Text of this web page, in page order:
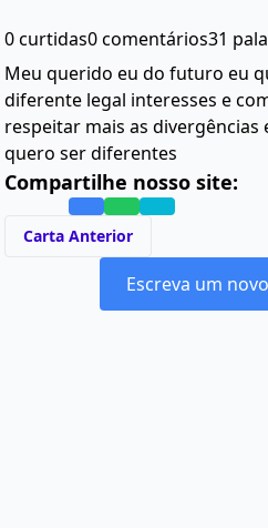
0 curtidas0 comentários31
Meu querido eu do futuro eu
diferente legal interesses e
respeitar mais as
quero ser diferentes
Compartilhe nosso site:
Carta Anterior
Escreva um